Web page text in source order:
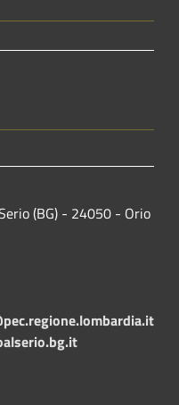
(BG) - 24050 - Orio
bg.it